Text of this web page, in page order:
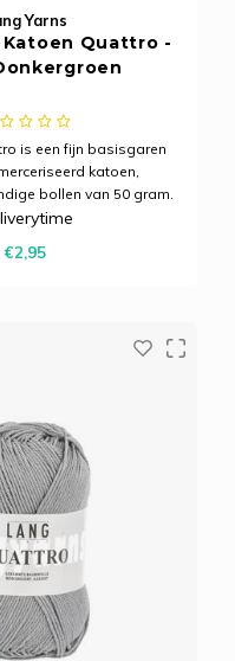
Yarns
Katoen Quattro -
is een fijn basisgaren
katoen,
bollen van 50 gram.
brei- en haakprojecten
resultaat.
€2,95